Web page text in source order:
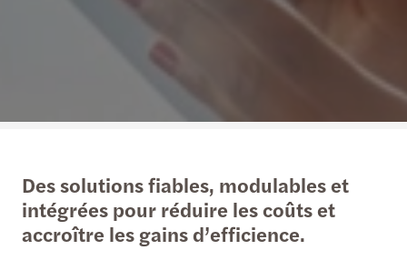
Des solutions fiables, modulables et
intégrées pour réduire les coûts et
accroître les gains d’efficience.